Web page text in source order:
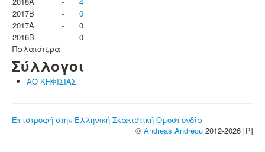
2017B
-
0
2017A
-
0
2016B
-
0
Παλαιότερα
-
Σύλλογοι
ΑΟ ΚΗΦΙΣΙΑΣ
Επιστροφή στην Ελληνική Σκακιστική Ομοσπονδία
© Andreas Andreou 2012-2026 [P]